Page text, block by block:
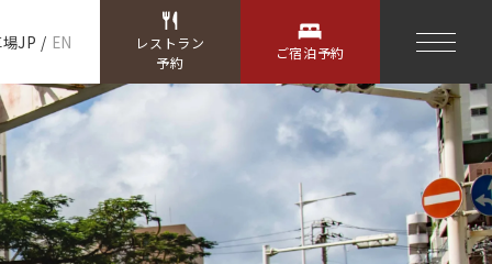
JP / EN
レストラン
予約
ご宿泊予約